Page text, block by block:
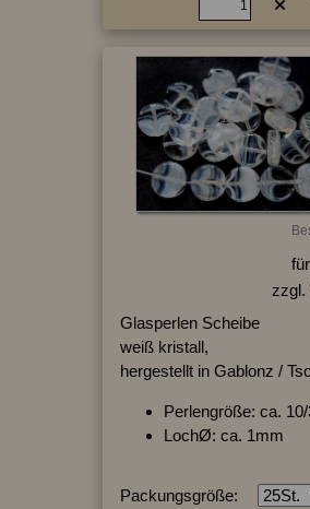
für
zzgl.
Glasperlen Scheibe
weiß kristall,
hergestellt in Gablonz /
Perlengröße: ca.
LochØ: ca. 1mm
Packungsgröße: